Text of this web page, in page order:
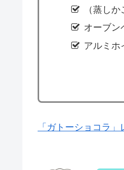
（蒸し
オーブン
アルミホ
「ガトーショコラ